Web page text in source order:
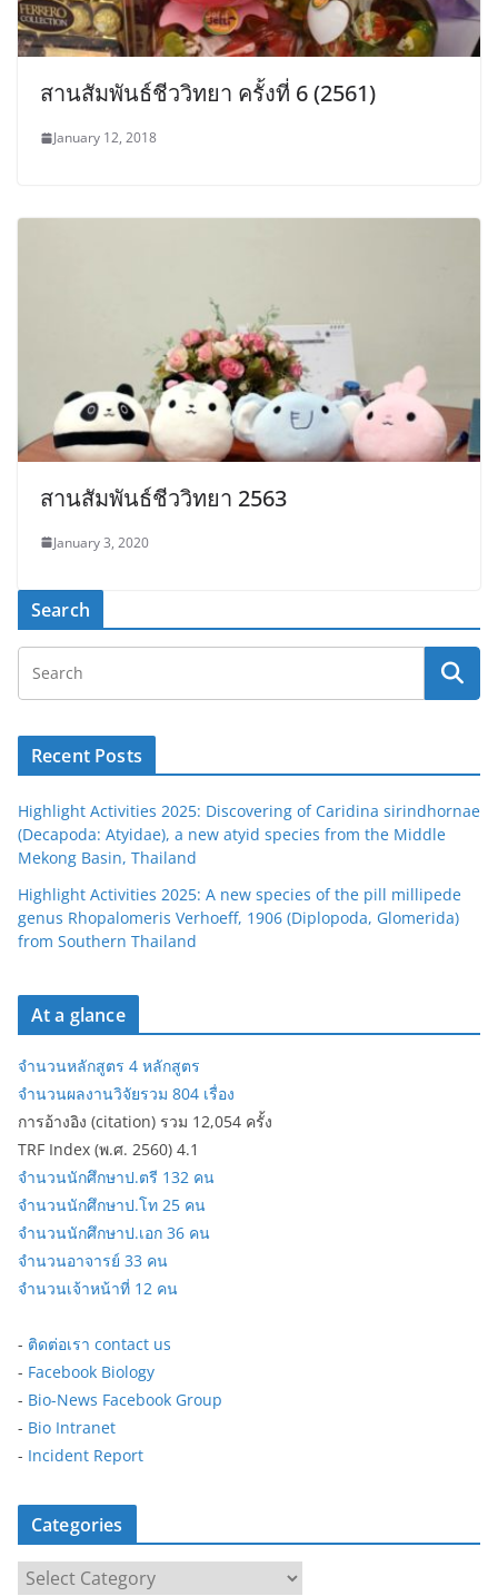
สานสัมพันธ์ชีววิทยา ครั้งที่ 6 (2561)
January 12, 2018
สานสัมพันธ์ชีววิทยา 2563
January 3, 2020
Search
Recent Posts
Highlight Activities 2025: Discovering of Caridina sirindhornae
(Decapoda: Atyidae), a new atyid species from the Middle
Mekong Basin, Thailand
Highlight Activities 2025: A new species of the pill millipede
genus Rhopalomeris Verhoeff, 1906 (Diplopoda, Glomerida)
from Southern Thailand
At a glance
จำนวนหลักสูตร 4 หลักสูตร
จำนวนผลงานวิจัยรวม 804 เรื่อง
การอ้างอิง (citation) รวม 12,054 ครั้ง
TRF Index (พ.ศ. 2560) 4.1
จำนวนนักศึกษาป.ตรี 132 คน
จำนวนนักศึกษาป.โท 25 คน
จำนวนนักศึกษาป.เอก 36 คน
จำนวนอาจารย์ 33 คน
จำนวนเจ้าหน้าที่ 12 คน
- ติดต่อเรา contact us
- Facebook Biology
- Bio-News Facebook Group
- Bio Intranet
- Incident Report
Categories